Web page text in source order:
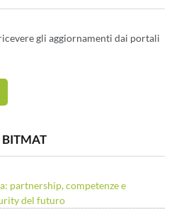
gli aggiornamenti dai portali
BITMAT
partnership, competenze e
del futuro